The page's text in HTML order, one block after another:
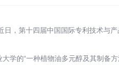
第十四届中国国际专利技术与
学的“一种植物油多元醇及其制备